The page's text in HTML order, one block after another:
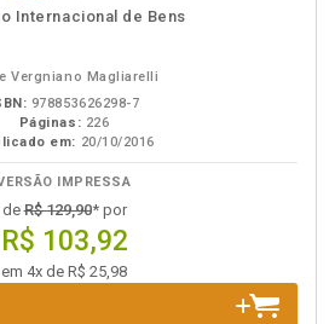
disponível
Disponível
páginas
Internacional de Bens
Vergniano Magliarelli
978853626298-7
Páginas: 226
em: 20/10/2016
IMPRESSA
deR$ 129,90* por
R$ 103,92
em 4x de R$ 25,98